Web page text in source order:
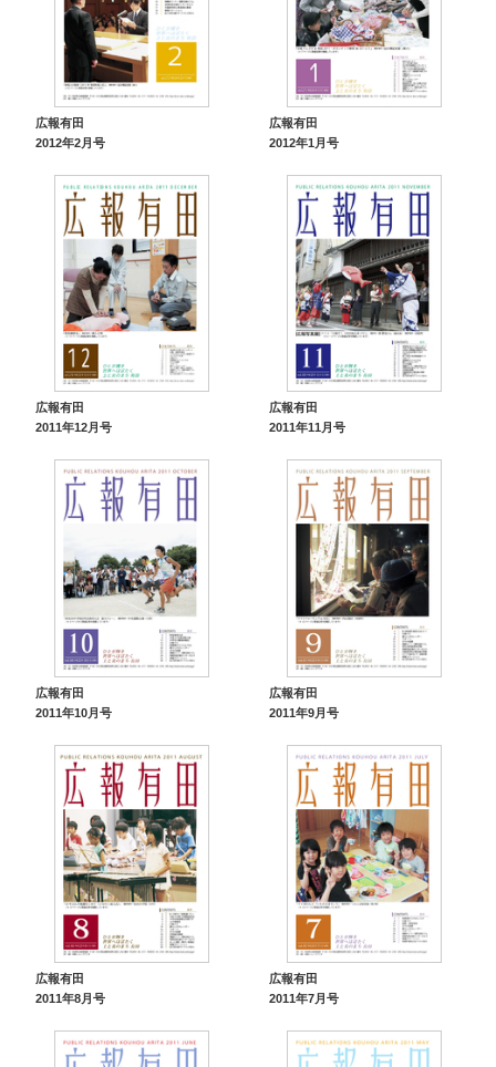
広報有田
2012年2月号
広報有田
2012年1月号
広報有田
2011年12月号
広報有田
2011年11月号
広報有田
2011年10月号
広報有田
2011年9月号
広報有田
2011年8月号
広報有田
2011年7月号